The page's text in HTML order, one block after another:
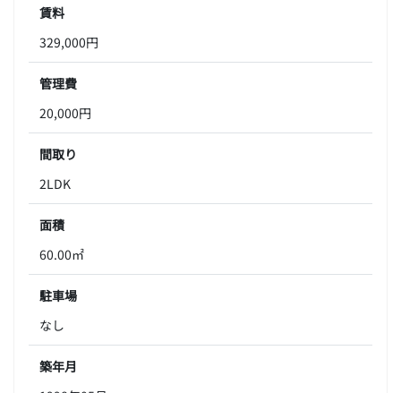
賃料
329,000円
管理費
20,000円
間取り
2LDK
面積
60.00㎡
駐車場
なし
築年月